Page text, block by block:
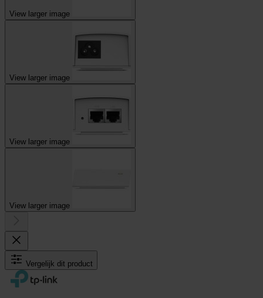
View larger image
View larger image
View larger image
View larger image
Vergelijk dit product